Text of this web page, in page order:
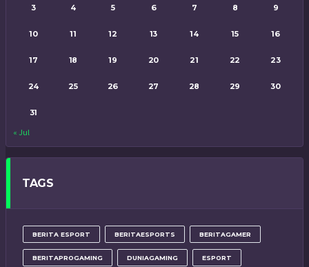
3 4 5 6 7 8 9
10 11 12 13 14 15 16
17 18 19 20 21 22 23
24 25 26 27 28 29 30
31
« Jul
TAGS
BERITA ESPORT BERITAESPORTS BERITAGAMER
BERITAPROGAMING DUNIAGAMING ESPORT